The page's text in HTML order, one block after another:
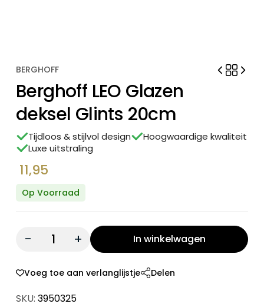
BERGHOFF
Berghoff LEO Glazen
deksel Glints 20cm
Tijdloos & stijlvol design
Hoogwaardige kwaliteit
Luxe uitstraling
11,95
Op Voorraad
Quantity: In winkelwagen
Voeg toe aan verlanglijstje Delen
SKU: 3950325